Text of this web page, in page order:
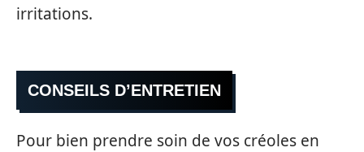
irritations.
CONSEILS D’ENTRETIEN
Pour bien prendre soin de vos créoles en